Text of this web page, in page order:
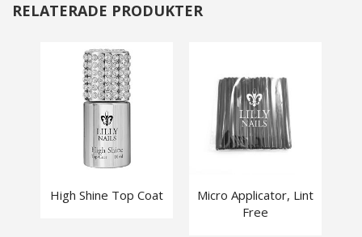
RELATERADE PRODUKTER
High Shine Top Coat
Micro Applicator, Lint
Free